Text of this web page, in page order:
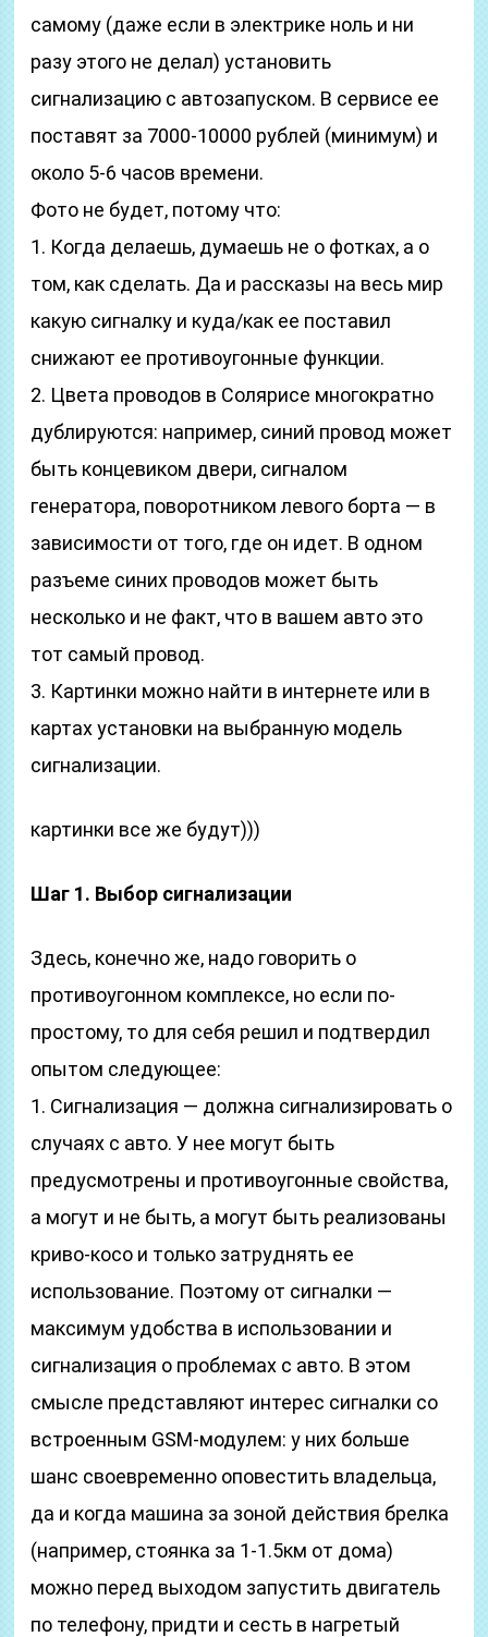
самому (даже если в электрике ноль и ни
разу этого не делал) установить
сигнализацию с автозапуском. В сервисе ее
поставят за 7000-10000 рублей (минимум) и
около 5-6 часов времени.
Фото не будет, потому что:
1. Когда делаешь, думаешь не о фотках, а о
том, как сделать. Да и рассказы на весь мир
какую сигналку и куда/как ее поставил
снижают ее противоугонные функции.
2. Цвета проводов в Солярисе многократно
дублируются: например, синий провод может
быть концевиком двери, сигналом
генератора, поворотником левого борта — в
зависимости от того, где он идет. В одном
разъеме синих проводов может быть
несколько и не факт, что в вашем авто это
тот самый провод.
3. Картинки можно найти в интернете или в
картах установки на выбранную модель
сигнализации.
картинки все же будут)))
Шаг 1. Выбор сигнализации
Здесь, конечно же, надо говорить о
противоугонном комплексе, но если по-
простому, то для себя решил и подтвердил
опытом следующее:
1. Сигнализация — должна сигнализировать о
случаях с авто. У нее могут быть
предусмотрены и противоугонные свойства,
а могут и не быть, а могут быть реализованы
криво-косо и только затруднять ее
использование. Поэтому от сигналки —
максимум удобства в использовании и
сигнализация о проблемах с авто. В этом
смысле представляют интерес сигналки со
встроенным GSM-модулем: у них больше
шанс своевременно оповестить владельца,
да и когда машина за зоной действия брелка
(например, стоянка за 1-1.5км от дома)
можно перед выходом запустить двигатель
по телефону, придти и сесть в нагретый